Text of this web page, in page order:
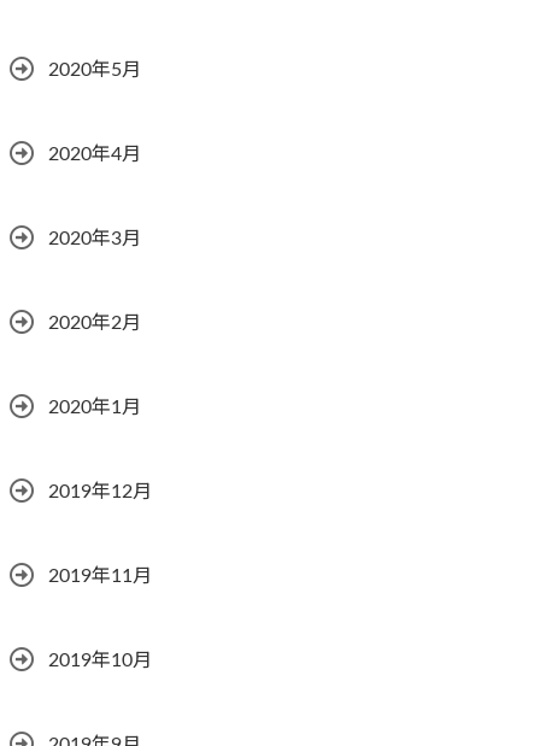
2020年5月
2020年4月
2020年3月
2020年2月
2020年1月
2019年12月
2019年11月
2019年10月